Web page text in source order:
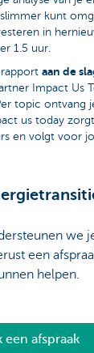
kunt
in
1.5 uur.
aan de
Impact Us
topic ontvang
us today
en volgt voor
we
een
helpen.
een afspraak